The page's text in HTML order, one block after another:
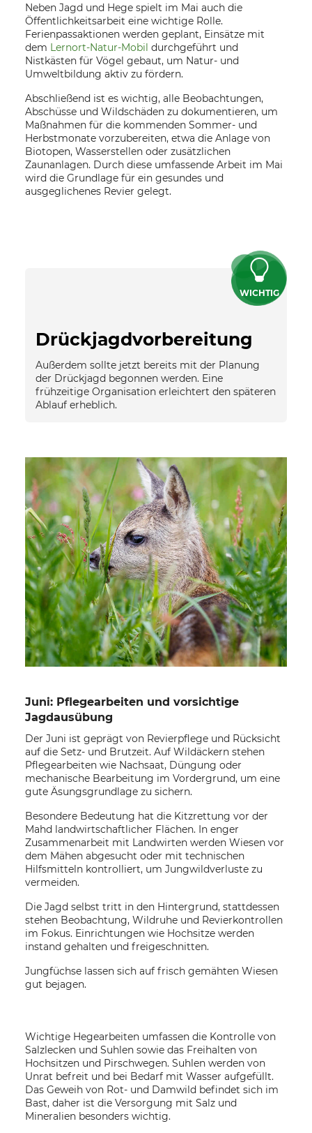
Neben Jagd und Hege spielt im Mai auch die
Öffentlichkeitsarbeit eine wichtige Rolle.
Ferienpassaktionen werden geplant, Einsätze mit
dem Lernort-Natur-Mobil durchgeführt und
Nistkästen für Vögel gebaut, um Natur- und
Umweltbildung aktiv zu fördern.
Abschließend ist es wichtig, alle Beobachtungen,
Abschüsse und Wildschäden zu dokumentieren, um
Maßnahmen für die kommenden Sommer- und
Herbstmonate vorzubereiten, etwa die Anlage von
Biotopen, Wasserstellen oder zusätzlichen
Zaunanlagen. Durch diese umfassende Arbeit im Mai
wird die Grundlage für ein gesundes und
ausgeglichenes Revier gelegt.
WICHTIG
Drückjagdvorbereitung
Außerdem sollte jetzt bereits mit der Planung
der Drückjagd begonnen werden. Eine
frühzeitige Organisation erleichtert den späteren
Ablauf erheblich.
Juni: Pflegearbeiten und vorsichtige
Jagdausübung
Der Juni ist geprägt von Revierpflege und Rücksicht
auf die Setz- und Brutzeit. Auf Wildäckern stehen
Pflegearbeiten wie Nachsaat, Düngung oder
mechanische Bearbeitung im Vordergrund, um eine
gute Äsungsgrundlage zu sichern.
Besondere Bedeutung hat die Kitzrettung vor der
Mahd landwirtschaftlicher Flächen. In enger
Zusammenarbeit mit Landwirten werden Wiesen vor
dem Mähen abgesucht oder mit technischen
Hilfsmitteln kontrolliert, um Jungwildverluste zu
vermeiden.
Die Jagd selbst tritt in den Hintergrund, stattdessen
stehen Beobachtung, Wildruhe und Revierkontrollen
im Fokus. Einrichtungen wie Hochsitze werden
instand gehalten und freigeschnitten.
Jungfüchse lassen sich auf frisch gemähten Wiesen
gut bejagen.
Wichtige Hegearbeiten umfassen die Kontrolle von
Salzlecken und Suhlen sowie das Freihalten von
Hochsitzen und Pirschwegen. Suhlen werden von
Unrat befreit und bei Bedarf mit Wasser aufgefüllt.
Das Geweih von Rot- und Damwild befindet sich im
Bast, daher ist die Versorgung mit Salz und
Mineralien besonders wichtig.